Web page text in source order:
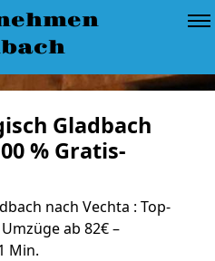
Gladbach
% Gratis-
nach Vechta : Top-
ab 82€ –
Min.